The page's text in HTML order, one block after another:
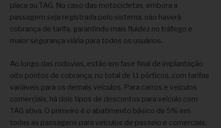
placa ou TAG. No caso das motocicletas, embora a
passagem seja registrada pelo sistema, não haverá
cobrança de tarifa, garantindo mais fluidez no tráfego e
maior segurança viária para todos os usuários.
Ao longo das rodovias, estão em fase final de implantação
oito pontos de cobrança, no total de 11 pórticos, com tarifas
variáveis para os demais veículos. Para carros e veículos
comerciais, há dois tipos de descontos para veículo com
TAG ativa. O primeiro é o abatimento básico de 5% em
todas as passagens para veículos de passeio e comerciais,